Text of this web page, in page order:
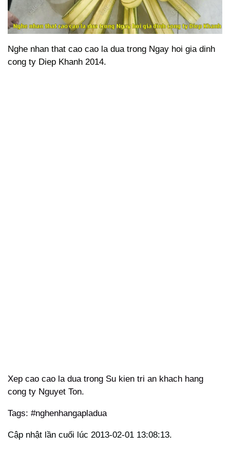
Nghe nhan that cao cao la dua trong Ngay hoi gia dinh
cong ty Diep Khanh 2014.
Xep cao cao la dua trong Su kien tri an khach hang
cong ty Nguyet Ton.
Tags: #nghenhangapladua
Cập nhật lần cuối lúc 2013-02-01 13:08:13.